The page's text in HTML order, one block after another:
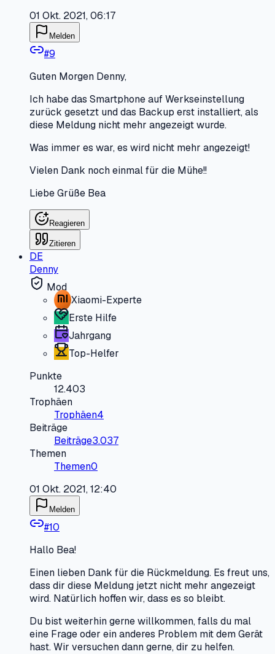
01 Okt. 2021, 06:17
Melden
#9
Guten Morgen Denny,
Ich habe das Smartphone auf Werkseinstellung
zurück gesetzt und das Backup erst installiert, als
diese Meldung nicht mehr angezeigt wurde.
Was immer es war, es wird nicht mehr angezeigt!
Vielen Dank noch einmal für die Mühe!!
Liebe Grüße Bea
Reagieren
Zitieren
DE
Denny
Mod
Xiaomi-Experte
Erste Hilfe
Jahrgang
Top-Helfer
Punkte
12.403
Trophäen
Trophäen4
Beiträge
Beiträge3.037
Themen
Themen0
01 Okt. 2021, 12:40
Melden
#10
Hallo Bea!
Einen lieben Dank für die Rückmeldung. Es freut uns,
dass dir diese Meldung jetzt nicht mehr angezeigt
wird. Natürlich hoffen wir, dass es so bleibt.
Du bist weiterhin gerne willkommen, falls du mal
eine Frage oder ein anderes Problem mit dem Gerät
hast. Wir versuchen dann gerne, dir zu helfen.